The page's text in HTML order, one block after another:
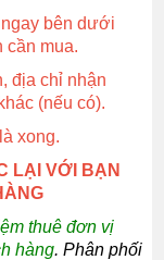
bên dưới
cần mua.
địa chỉ nhận
(nếu có).
xong.
LẠI VỚI BẠN
thuê đơn vị
hàng. Phân phối